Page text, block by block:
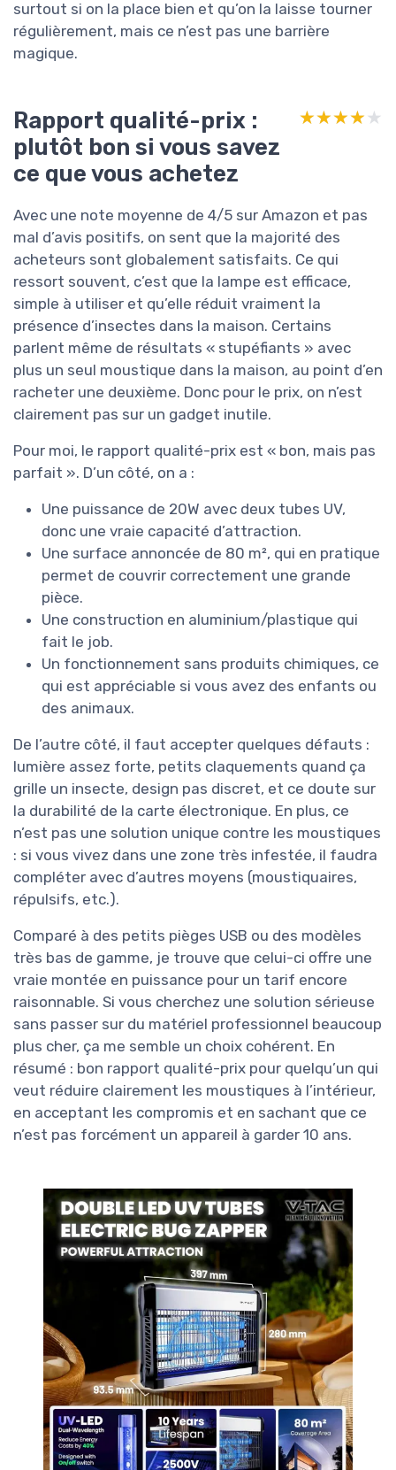
surtout si on la place bien et qu’on la laisse tourner
régulièrement, mais ce n’est pas une barrière
magique.
Rapport qualité-prix :
plutôt bon si vous savez
ce que vous achetez
★★★★★
★★★★★
Avec une note moyenne de 4/5 sur Amazon et pas
mal d’avis positifs, on sent que la majorité des
acheteurs sont globalement satisfaits. Ce qui
ressort souvent, c’est que la lampe est efficace,
simple à utiliser et qu’elle réduit vraiment la
présence d’insectes dans la maison. Certains
parlent même de résultats « stupéfiants » avec
plus un seul moustique dans la maison, au point d’en
racheter une deuxième. Donc pour le prix, on n’est
clairement pas sur un gadget inutile.
Pour moi, le rapport qualité-prix est « bon, mais pas
parfait ». D’un côté, on a :
Une puissance de 20W avec deux tubes UV,
donc une vraie capacité d’attraction.
Une surface annoncée de 80 m², qui en pratique
permet de couvrir correctement une grande
pièce.
Une construction en aluminium/plastique qui
fait le job.
Un fonctionnement sans produits chimiques, ce
qui est appréciable si vous avez des enfants ou
des animaux.
De l’autre côté, il faut accepter quelques défauts :
lumière assez forte, petits claquements quand ça
grille un insecte, design pas discret, et ce doute sur
la durabilité de la carte électronique. En plus, ce
n’est pas une solution unique contre les moustiques
: si vous vivez dans une zone très infestée, il faudra
compléter avec d’autres moyens (moustiquaires,
répulsifs, etc.).
Comparé à des petits pièges USB ou des modèles
très bas de gamme, je trouve que celui-ci offre une
vraie montée en puissance pour un tarif encore
raisonnable. Si vous cherchez une solution sérieuse
sans passer sur du matériel professionnel beaucoup
plus cher, ça me semble un choix cohérent. En
résumé : bon rapport qualité-prix pour quelqu’un qui
veut réduire clairement les moustiques à l’intérieur,
en acceptant les compromis et en sachant que ce
n’est pas forcément un appareil à garder 10 ans.